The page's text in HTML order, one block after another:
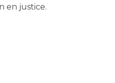
en justice.